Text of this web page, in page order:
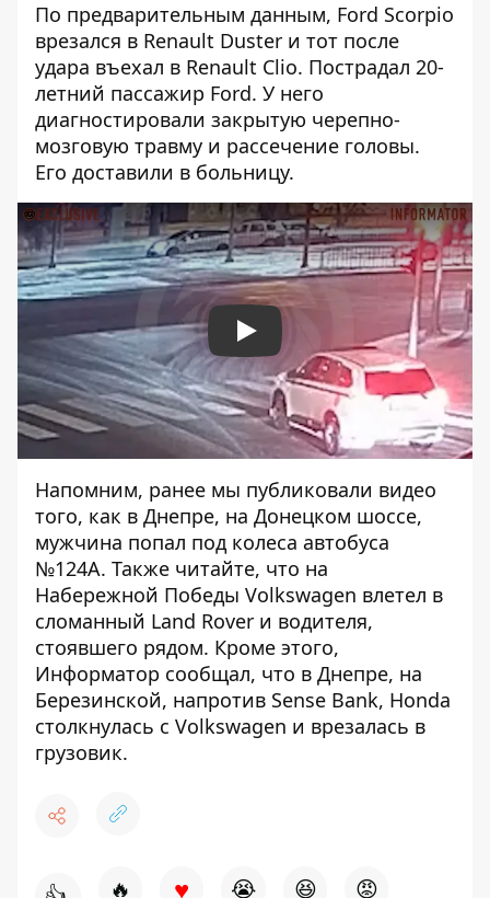
По предварительным данным, Ford Scorpio
врезался в Renault Duster и тот после
удара въехал в Renault Clio. Пострадал 20-
летний пассажир Ford. У него
диагностировали закрытую черепно-
мозговую травму и рассечение головы.
Его доставили в больницу.
Play
Напомним, ранее мы публиковали видео
того, как в Днепре, на Донецком шоссе,
мужчина попал под колеса автобуса
№124А. Также читайте, что на
Набережной Победы Volkswagen влетел в
сломанный Land Rover и водителя,
стоявшего рядом. Кроме этого,
Информатор сообщал, что в Днепре, на
Березинской, напротив Sense Bank, Honda
столкнулась с Volkswagen и врезалась в
грузовик.
🔥 ♥ 😭 😆 😡